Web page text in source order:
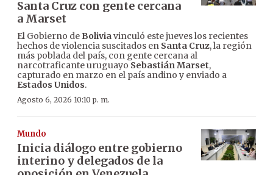
Santa Cruz con gente cercana
a Marset
El Gobierno de Boliviavinculó este jueves los recientes
hechos de violencia suscitados en Santa Cruz, la región
más poblada del país, con gente cercana al
narcotraficante uruguayo Sebastián Marset,
capturado en marzo en el país andino y enviado a
Estados Unidos.
Agosto 6, 2026 10:10 p. m.
Mundo
Inicia diálogo entre gobierno
interino y delegados de la